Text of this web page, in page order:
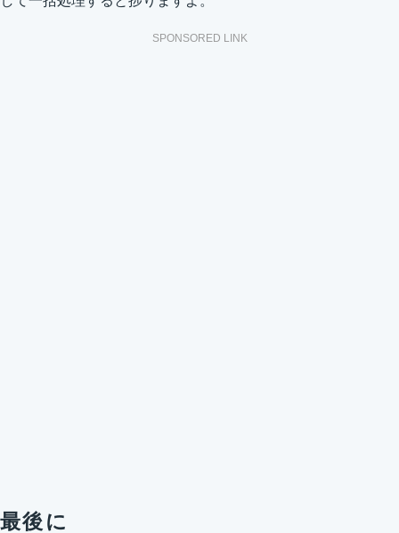
SPONSORED LINK
最後に